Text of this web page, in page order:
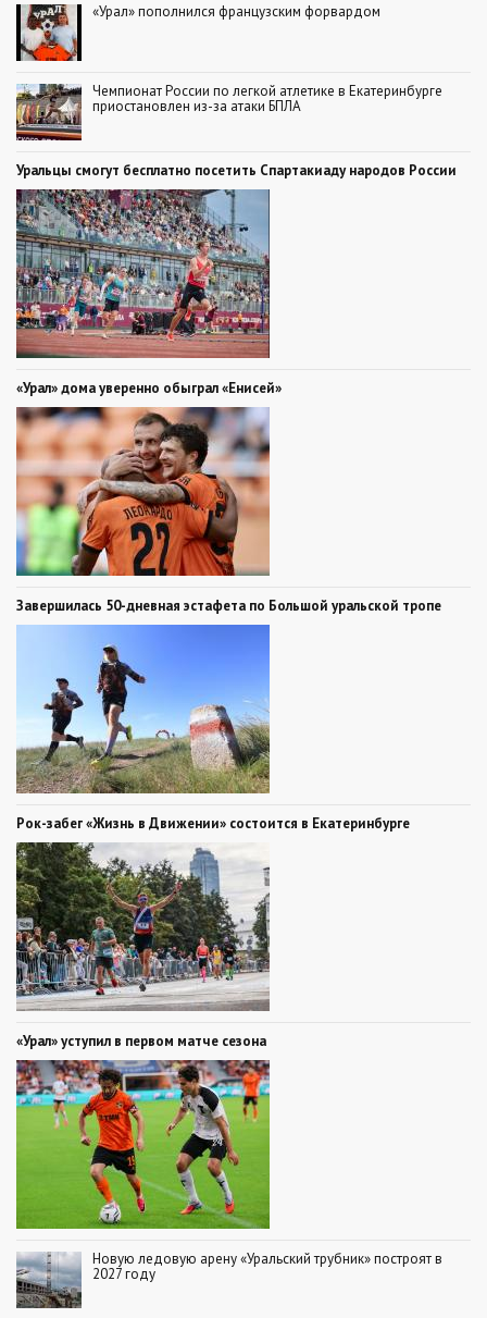
«Урал» пополнился французским форвардом
Чемпионат России по легкой атлетике в Екатеринбурге
приостановлен из-за атаки БПЛА
Уральцы смогут бесплатно посетить Спартакиаду народов России
«Урал» дома уверенно обыграл «Енисей»
Завершилась 50-дневная эстафета по Большой уральской тропе
Рок-забег «Жизнь в Движении» состоится в Екатеринбурге
«Урал» уступил в первом матче сезона
Новую ледовую арену «Уральский трубник» построят в
2027 году